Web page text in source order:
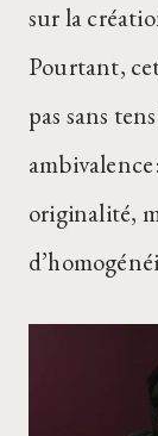
sur la
Pourtant,
pas sans
originalité,